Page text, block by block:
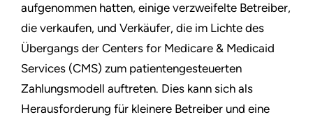
aufgenommen hatten, einige verzweifelte Betreiber,
die verkaufen, und Verkäufer, die im Lichte des
Übergangs der Centers for Medicare & Medicaid
Services (CMS) zum patientengesteuerten
Zahlungsmodell auftreten. Dies kann sich als
Herausforderung für kleinere Betreiber und eine